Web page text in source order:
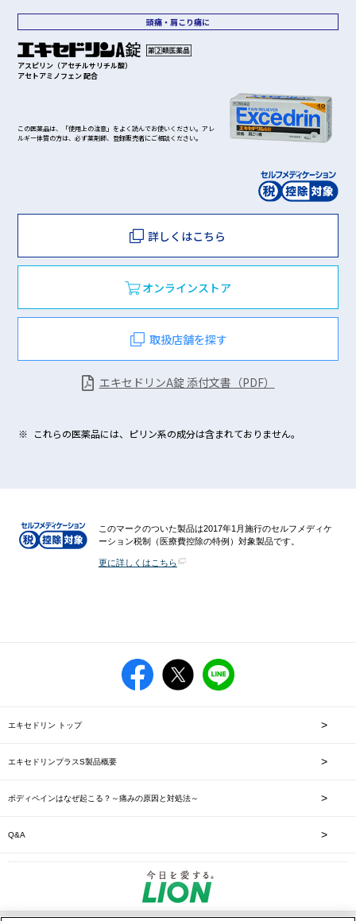
頭痛・肩こり痛に
アスピリン（アセチルサリチル酸）
アセトアミノフェン 配合
この医薬品は、「使用上の注意」をよく読んでお使いください。アレ
ルギー体質の方は、必ず薬剤師、登録販売者にご相談ください。
詳しくはこちら
オンラインストア
取扱店舗を探す
エキセドリンA錠 添付文書（PDF）
※ これらの医薬品には、ピリン系の成分は含まれておりません。
このマークのついた製品は2017年1月施行のセルフメディケ
ーション税制（医療費控除の特例）対象製品です。
更に詳しくはこちら
エキセドリン トップ
エキセドリンプラスS製品概要
ボディペインはなぜ起こる？～痛みの原因と対処法～
Q&A